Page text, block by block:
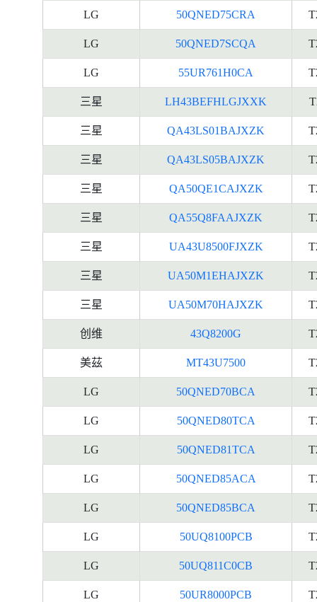
LG 50QNED75CRA
LG 50QNED7SCQA
LG 55UR761H0CA
三星 LH43BEFHLGJXXK
三星 QA43LS01BAJXZK
三星 QA43LS05BAJXZK
三星 QA50QE1CAJXZK
三星 QA55Q8FAAJXZK
三星 UA43U8500FJXZK
三星 UA50M1EHAJXZK
三星 UA50M70HAJXZK
创维 43Q8200G
美茲 MT43U7500
LG 50QNED70BCA
LG 50QNED80TCA
LG 50QNED81TCA
LG 50QNED85ACA
LG 50QNED85BCA
LG 50UQ8100PCB
LG 50UQ811C0CB
LG 50UR8000PCB